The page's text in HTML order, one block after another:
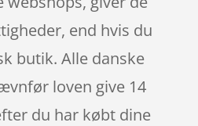
end hvis du
butik. Alle danske
loven give 14
du har købt dine